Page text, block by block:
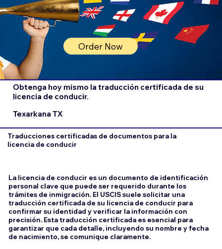
Order Now
Obtenga hoy mismo la traducción certificada de su
licencia de conducir.
Texarkana TX
Traducciones certificadas de documentos para la
licencia de conducir
La licencia de conducir es un documento de identificación
personal clave que puede ser requerido durante los
trámites de inmigración. El USCIS suele solicitar una
traducción certificada de su licencia de conducir para
confirmar su identidad y verificar la información con
precisión. Esta traducción certificada es esencial para
garantizar que cada detalle, incluyendo su nombre y fecha
de nacimiento, se comunique claramente.